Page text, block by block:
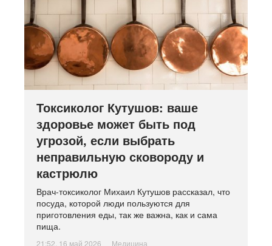
Токсиколог Кутушов: ваше
здоровье может быть под
угрозой, если выбрать
неправильную сковороду и
кастрюлю
Врач-токсиколог Михаил Кутушов рассказал, что
посуда, которой люди пользуются для
приготовления еды, так же важна, как и сама
пища.
21:52, 16 май 2026 Медицина